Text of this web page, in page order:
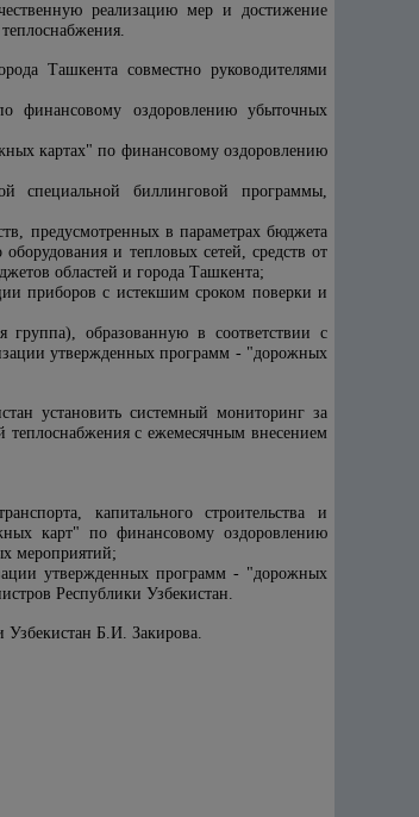
реализацию мер и достижение
Ташкента совместно руководителями
финансовому оздоровлению убыточных
картах" по финансовому оздоровлению
специальной биллинговой программы,
предусмотренных в параметрах бюджета
и тепловых сетей, средств от
областей и города Ташкента;
приборов с истекшим сроком поверки и
образованную в соответствии с
утвержденных программ - "дорожных
установить системный мониторинг за
с ежемесячным внесением
капитального строительства и
карт" по финансовому оздоровлению
мероприятий;
утвержденных программ - "дорожных
Республики Узбекистан.
Узбекистан Б.И. Закирова.